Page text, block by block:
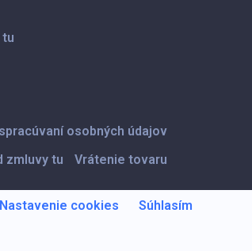
osobných údajov
zmluvy tu Vrátenie tovaru
Nastavenie cookies Súhlasím